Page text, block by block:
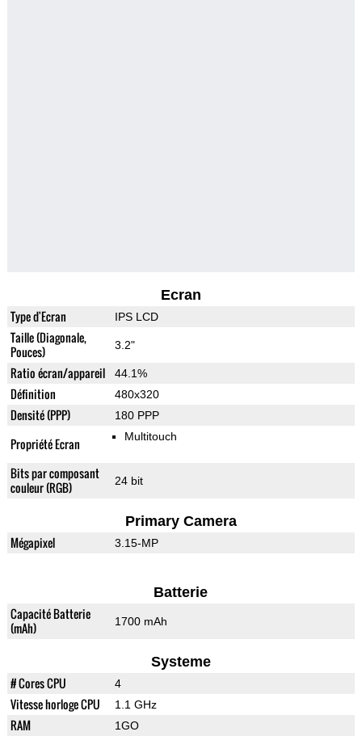
Ecran
Type d'Ecran IPS LCD
Taille (Diagonale,
Pouces)
3.2"
Ratio écran/appareil 44.1%
Définition 480x320
Densité (PPP) 180 PPP
Propriété Ecran Multitouch
Bits par composant
couleur (RGB)
24 bit
Primary Camera
Mégapixel 3.15-MP
Batterie
Capacité Batterie
(mAh)
1700 mAh
Systeme
# Cores CPU 4
Vitesse horloge CPU 1.1 GHz
RAM 1GO